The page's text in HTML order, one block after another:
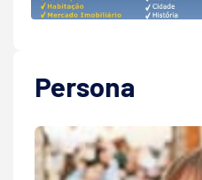
Persona